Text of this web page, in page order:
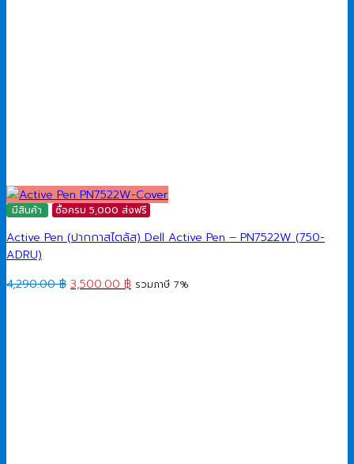
มีสินค้า ซื้อครบ 5,000 ส่งฟรี
Active Pen (ปากกาสไตลัส) Dell Active Pen – PN7522W (750-
ADRU)
4,290.00฿ Original
3,500.00 ฿ Current
รวมภาษี 7%